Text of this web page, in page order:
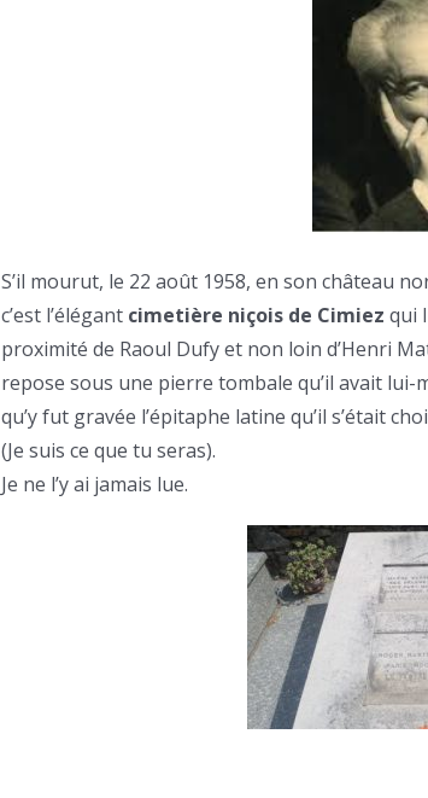
S’il mourut, le 22 août 1958, en son château
c’est l’élégant cimetière niçois de Cimiez qui
proximité de Raoul Dufy et non loin d’Henri
repose sous une pierre tombale qu’il avait
qu’y fut gravée l’épitaphe latine qu’il s’était
(Je suis ce que tu seras).
Je ne l’y ai jamais lue.